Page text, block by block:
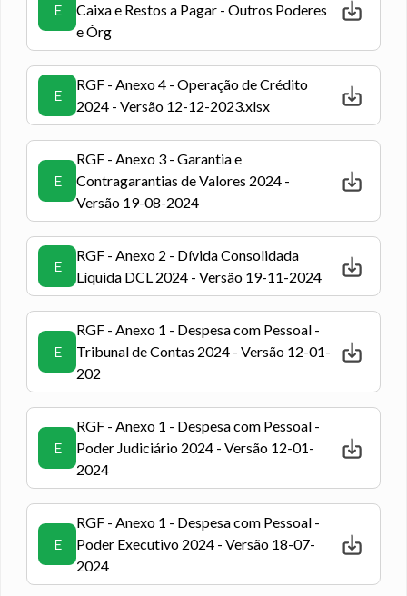
E
Caixa e Restos a Pagar - Outros Poderes
e Órg
E
RGF - Anexo 4 - Operação de Crédito
2024 - Versão 12-12-2023.xlsx
E
RGF - Anexo 3 - Garantia e
Contragarantias de Valores 2024 -
Versão 19-08-2024
E
RGF - Anexo 2 - Dívida Consolidada
Líquida DCL 2024 - Versão 19-11-2024
E
RGF - Anexo 1 - Despesa com Pessoal -
Tribunal de Contas 2024 - Versão 12-01-
202
E
RGF - Anexo 1 - Despesa com Pessoal -
Poder Judiciário 2024 - Versão 12-01-
2024
E
RGF - Anexo 1 - Despesa com Pessoal -
Poder Executivo 2024 - Versão 18-07-
2024